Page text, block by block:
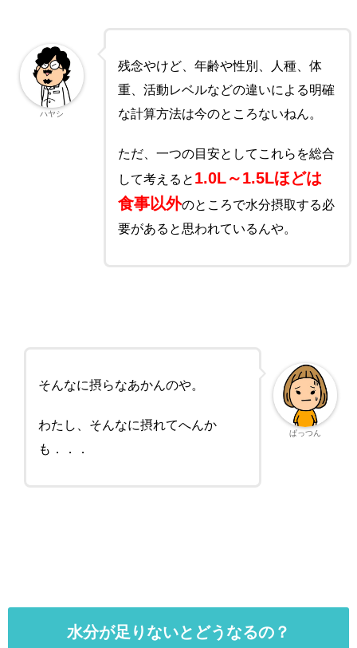
残念やけど、年齢や性別、人種、体
重、活動レベルなどの違いによる明確
な計算方法は今のところないねん。
ただ、一つの目安としてこれらを総合
して考えると 1.0L～1.5Lほどは
食事以外のところで水分摂取する必
要があると思われているんや。
ハヤシ
そんなに摂らなあかんのや。
わたし、そんなに摂れてへんか
も．．．
ぱっつん
水分が足りないとどうなるの？